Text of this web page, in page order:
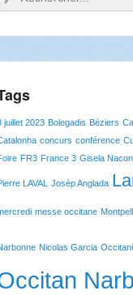
juillet 2023 Bolegadis Béziers
concurs conférence
FR3 France 3 Gisela
LAVAL Josèp Anglada
messe occitane
Nicolas Garcia